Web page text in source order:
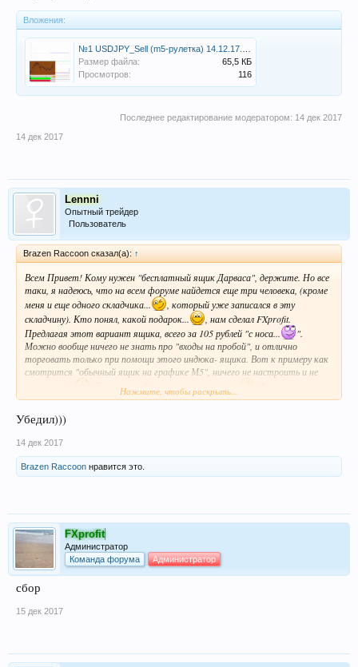
Вложения:
Размер файла:
65,5 КБ
Просмотров:
116
Последнее редактирование модератором: 14 дек 2017
14 дек 2017
Lennni
Опытный трейдер
Пользователь
Brazen Raccoon сказал(а): ↑
Всем Привет! Кому нужен "бесплатный ящик Дарваса", держите. Но все
таки, я надеюсь, что на всем форуме найдется еще три человека, (кроме
меня и еще одного складчика...
, который уже записался в эту
складчину). Кто понял, какой подарок...
, нам сделал FXprofit.
Предлагая этот вариант ящика, всего за 105 рублей "с носа...
".
Можно вообще ничего не знать про "входы на пробой", и отлично
торговать только при помощи этого индюка- ящика. Вот к примеру как
смотрится "обычный ящик на графике М5", ничего не настроить и не
. Так, что жду-с еще трех человек...
"бесплатный ящик...
",не получается, почему-то. Но найти его через
поисковик по запросуНет проблем.
Нажмите, чтобы раскрыть...
Убедил)))
14 дек 2017
Brazen Raccoon нравится это.
FXprofit
Администратор
Команда форума
Администратор
сбор
15 дек 2017